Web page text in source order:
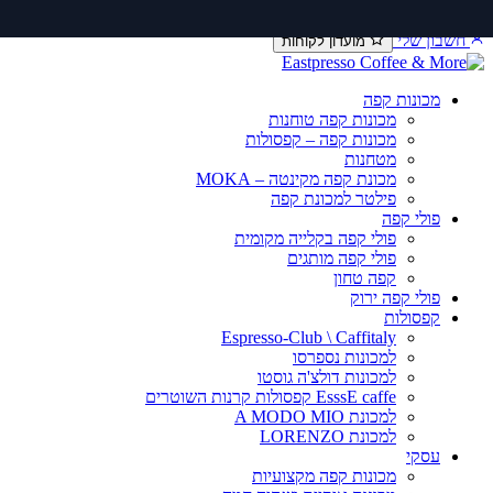
לתוכן
חשבון שלי
מועדון לקוחות
מכונות קפה
מכונות קפה טוחנות
מכונות קפה – קפסולות
מטחנות
מכונת קפה מקינטה – MOKA
פילטר למכונת קפה
פולי קפה
פולי קפה בקלייה מקומית
פולי קפה מותגים
קפה טחון
פולי קפה ירוק
קפסולות
Espresso-Club \ Caffitaly
למכונות נספרסו
למכונות דולצ'ה גוסטו
EsssE caffe קפסולות קרנות השוטרים
למכונת A MODO MIO
למכונת LORENZO
עסקי
מכונות קפה מקצועיות